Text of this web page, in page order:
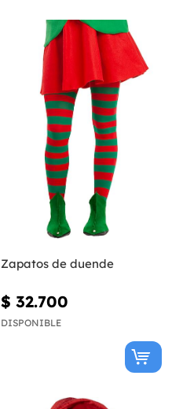
Zapatos de duende
$ 32.700
DISPONIBLE